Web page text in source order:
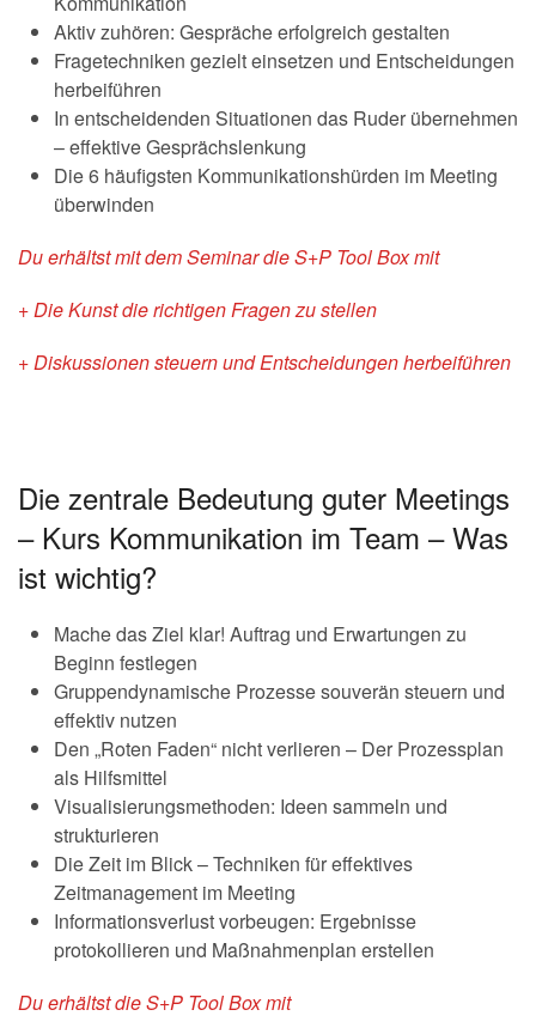
Aktiv zuhören: Gespräche erfolgreich gestalten
Fragetechniken gezielt einsetzen und Entscheidungen
herbeiführen
In entscheidenden Situationen das Ruder übernehmen
– effektive Gesprächslenkung
Die 6 häufigsten Kommunikationshürden im Meeting
überwinden
Du erhältst mit dem Seminar die S+P Tool Box mit
+ Die Kunst die richtigen Fragen zu stellen
+ Diskussionen steuern und Entscheidungen herbeiführen
Die zentrale Bedeutung guter Meetings
– Kurs Kommunikation im Team – Was
ist wichtig?
Mache das Ziel klar! Auftrag und Erwartungen zu
Beginn festlegen
Gruppendynamische Prozesse souverän steuern und
effektiv nutzen
Den „Roten Faden“ nicht verlieren – Der Prozessplan
als Hilfsmittel
Visualisierungsmethoden: Ideen sammeln und
strukturieren
Die Zeit im Blick – Techniken für effektives
Zeitmanagement im Meeting
Informationsverlust vorbeugen: Ergebnisse
protokollieren und Maßnahmenplan erstellen
Du erhältst die S+P Tool Box mit